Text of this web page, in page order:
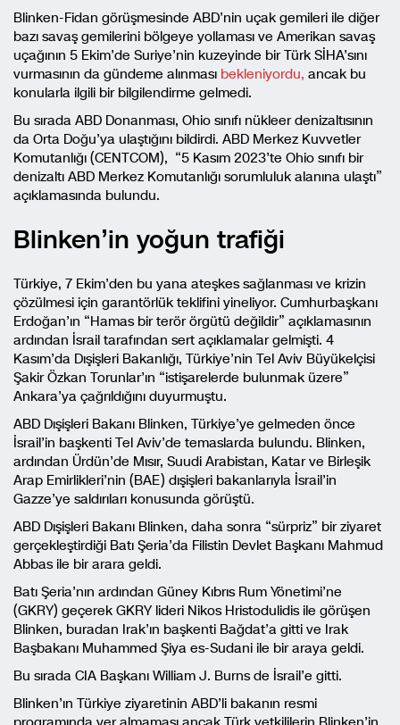
Blinken-Fidan görüşmesinde ABD’nin uçak gemileri ile diğer
bazı savaş gemilerini bölgeye yollaması ve Amerikan savaş
uçağının 5 Ekim’de Suriye’nin kuzeyinde bir Türk SİHA’sını
vurmasının da gündeme alınması bekleniyordu, ancak bu
konularla ilgili bir bilgilendirme gelmedi.
Bu sırada ABD Donanması, Ohio sınıfı nükleer denizaltısının
da Orta Doğu’ya ulaştığını bildirdi. ABD Merkez Kuvvetler
Komutanlığı (CENTCOM), “5 Kasım 2023’te Ohio sınıfı bir
denizaltı ABD Merkez Komutanlığı sorumluluk alanına ulaştı”
açıklamasında bulundu.
Blinken’in yoğun trafiği
Türkiye, 7 Ekim’den bu yana ateşkes sağlanması ve krizin
çözülmesi için garantörlük teklifini yineliyor. Cumhurbaşkanı
Erdoğan’ın “Hamas bir terör örgütü değildir” açıklamasının
ardından İsrail tarafından sert açıklamalar gelmişti. 4
Kasım’da Dışişleri Bakanlığı, Türkiye’nin Tel Aviv Büyükelçisi
Şakir Özkan Torunlar’ın “istişarelerde bulunmak üzere”
Ankara’ya çağrıldığını duyurmuştu.
ABD Dışişleri Bakanı Blinken, Türkiye’ye gelmeden önce
İsrail’in başkenti Tel Aviv’de temaslarda bulundu. Blinken,
ardından Ürdün’de Mısır, Suudi Arabistan, Katar ve Birleşik
Arap Emirlikleri’nin (BAE) dışişleri bakanlarıyla İsrail’in
Gazze’ye saldırıları konusunda görüştü.
ABD Dışişleri Bakanı Blinken, daha sonra “sürpriz” bir ziyaret
gerçekleştirdiği Batı Şeria’da Filistin Devlet Başkanı Mahmud
Abbas ile bir arara geldi.
Batı Şeria’nın ardından Güney Kıbrıs Rum Yönetimi’ne
(GKRY) geçerek GKRY lideri Nikos Hristodulidis ile görüşen
Blinken, buradan Irak’ın başkenti Bağdat’a gitti ve Irak
Başbakanı Muhammed Şiya es-Sudani ile bir araya geldi.
Bu sırada CIA Başkanı William J. Burns de İsrail’e gitti.
Blinken’ın Türkiye ziyaretinin ABD’li bakanın resmi